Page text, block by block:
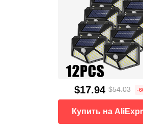
$17.94 $54.03 -
Купить на